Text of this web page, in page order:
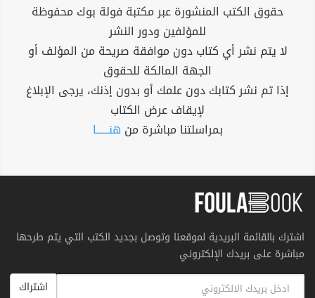
حقوق الكتب المنشورة عبر مكتبة فولة بوك محفوظة
للمؤلفين ودور النشر
لا يتم نشر أي كتاب دون موافقة صريحة من المؤلف أو
الجهة المالكة للحقوق
إذا تم نشر كتابك دون علمك أو بدون إذنك، يرجى الإبلاغ
لإيقاف عرض الكتاب
بمراسلتنا مباشرة من هنــــــا
اشترك بالقائمة البريدية لموقعنا وتوصل بجديد الكتب التي يتم طرحها
مباشرة على بريدك الإلكتروني
اشتراك